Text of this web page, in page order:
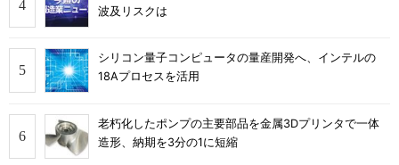
波及リスクは
シリコン量子コンピュータの量産開発へ、インテルの
18Aプロセスを活用
老朽化したポンプの主要部品を金属3Dプリンタで一体
造形、納期を3分の1に短縮